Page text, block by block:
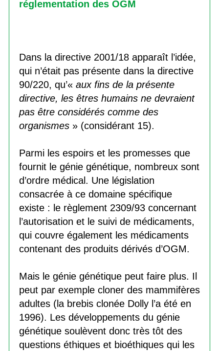
réglementation des OGM
Dans la directive 2001/18 apparaît l’idée,
qui n’était pas présente dans la directive
90/220, qu’« aux fins de la présente
directive, les êtres humains ne devraient
pas être considérés comme des
organismes» (considérant 15).
Parmi les espoirs et les promesses que
fournit le génie génétique, nombreux sont
d’ordre médical. Une législation
consacrée à ce domaine spécifique
existe : le règlement 2309/93 concernant
l’autorisation et le suivi de médicaments,
qui couvre également les médicaments
contenant des produits dérivés d’OGM.
Mais le génie génétique peut faire plus. Il
peut par exemple cloner des mammifères
adultes (la brebis clonée Dolly l’a été en
1996). Les développements du génie
génétique soulèvent donc très tôt des
questions éthiques et bioéthiques qui les